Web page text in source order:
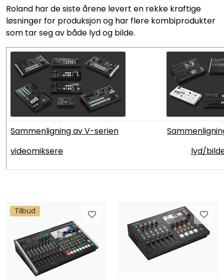
Roland har de siste årene levert en rekke kraftige
løsninger for produksjon og har flere kombiprodukter
som tar seg av både lyd og bilde.
Sammenligning av V-serien
videomiksere
lyd/
Tilbud